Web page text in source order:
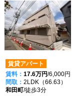
賃貸アパート
賃料： 17.6万円/6,000円
間取： 2LDK（66.63）
和田町/徒歩3分